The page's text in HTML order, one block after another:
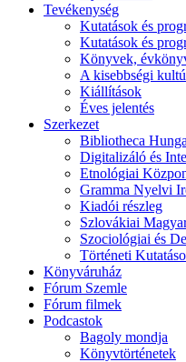
Tevékenység
Kutatások és
Kutatások és
Könyvek,
A kisebbségi
Kiállítások
Éves jelentés
Szerkezet
Bibliotheca
Digitalizáló és
Etnológiai
Gramma Nyelvi
Kiadói részleg
Szlovákiai
Szociológiai és
Történeti
Könyváruház
Fórum Szemle
Fórum filmek
Podcastok
Bagoly mondja
Könyvtörténetek